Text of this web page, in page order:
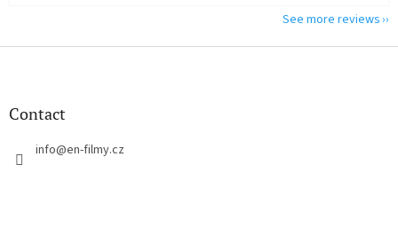
See more reviews
F
Contact
info@en-filmy.cz